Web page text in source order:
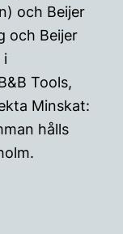
och Beijer
och Beijer
i
Tools,
Minskat:
hålls